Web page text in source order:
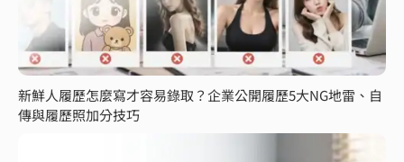
新鮮人履歷怎麼寫才容易錄取？企業公開履歷5大NG地雷、自
傳與履歷照加分技巧